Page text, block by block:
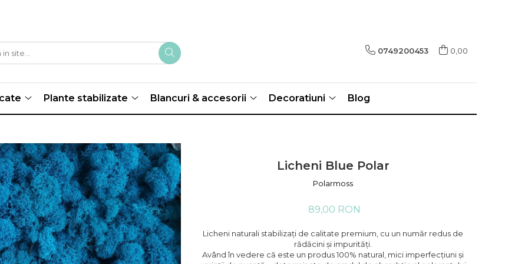
0749200453 0,00
Plante stabilizate Blancuri & accesorii Decoratiuni Blog
Licheni Blue Polar
Polarmoss
89,00 RON
Licheni naturali stabilizați de calitate premium, cu un număr redus de
rădăcini și impurități.
Având în vedere că este un produs 100% natural, mici imperfecțiuni și